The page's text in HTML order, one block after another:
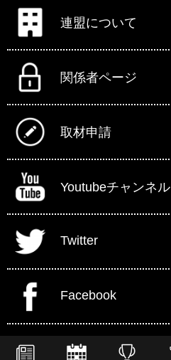
連盟について
関係者ページ
取材申請
Youtubeチャンネル
Twitter
Facebook